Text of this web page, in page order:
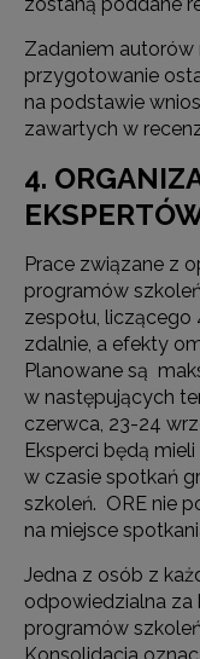
Zadaniem
przygotowanie
na podstawie
zawartych w
4.
Prace związane z
programów
zespołu,
zdalnie, a efekty
Planowane są
w następujących
czerwca, 23-24
Eksperci będą
w czasie spotkań
szkoleń. ORE nie
na miejsce
Jedna z osób z
odpowiedzialna za
programów